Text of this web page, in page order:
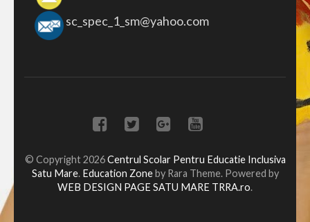
sc_spec_1_sm@yahoo.com
© Copyright 2026Centrul Scolar Pentru Educatie Inclusiva
Satu Mare. Education Zoneby Rara Theme. Powered by
WEB DESIGN PAGE SATU MARE TRRA.ro.